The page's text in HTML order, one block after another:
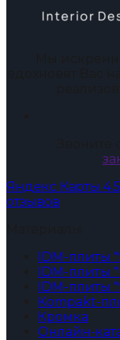
Яндекс Карты 4.5
отзывов
IDM-плиты
IDM-плиты
IDM-плиты
Kompakt-
Кромка
Онлайн-